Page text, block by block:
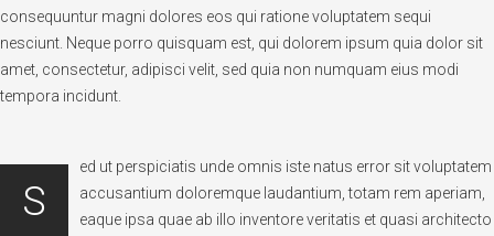
consequuntur magni dolores eos qui ratione voluptatem sequi
nesciunt. Neque porro quisquam est, qui dolorem ipsum quia dolor sit
amet, consectetur, adipisci velit, sed quia non numquam eius modi
tempora incidunt.
S
ed ut perspiciatis unde omnis iste natus error sit voluptatem
accusantium doloremque laudantium, totam rem aperiam,
eaque ipsa quae ab illo inventore veritatis et quasi architecto